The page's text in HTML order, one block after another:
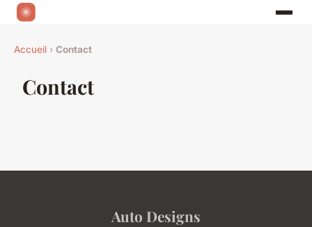
Accueil › Contact
Contact
Auto Designs